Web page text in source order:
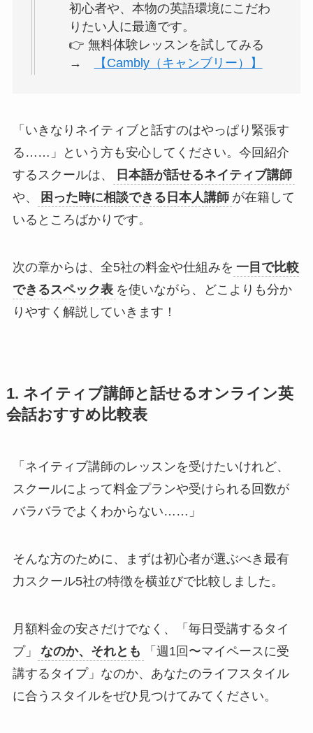
初心者や、本物の英語環境にこだわ
りたい人に最適です。
👉 無料体験レッスンを試してみる
→
【Cambly（キャンブリー）】
「いきなりネイティブと話すのはやっぱり緊張す
る……」という方も安心してください。今回紹介
するスクールは、
日本語が話せるネイティブ講師
や、
困った時に相談できる日本人講師 が在籍して
いるところばかりです。
次の章からは、全5社の料金や仕組みを 一目で比較
できるスペック表 を使いながら、どこよりも分か
りやすく解説していきます！
1. ネイティブ講師と話せるオンライン英
会話おすすめ比較表
「ネイティブ講師のレッスンを受けたいけれど、
スクールによって料金プランや受けられる回数が
バラバラでよくわからない……」
そんな方のために、まずは初心者が選ぶべき最有
力スクール5社の特徴を横並びで比較しました。
月額料金の安さだけでなく、「毎日受講するタイ
プ」
なのか、それとも
「週1回〜マイペースに受
講するタイプ」なのか、あなたのライフスタイル
に合うスタイルをぜひ見つけてみてください。